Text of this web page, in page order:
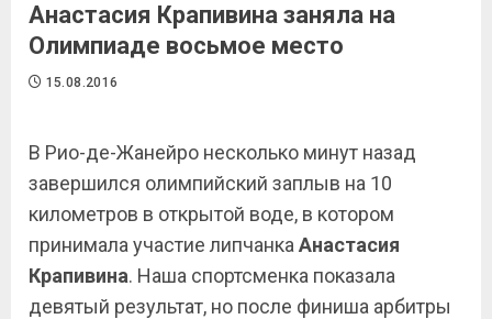
Анастасия Крапивина заняла на
Олимпиаде восьмое место
15.08.2016
В Рио-де-Жанейро несколько минут назад
завершился олимпийский заплыв на 10
километров в открытой воде, в котором
принимала участие липчанка Анастасия
Крапивина. Наша спортсменка показала
девятый результат, но после финиша арбитры